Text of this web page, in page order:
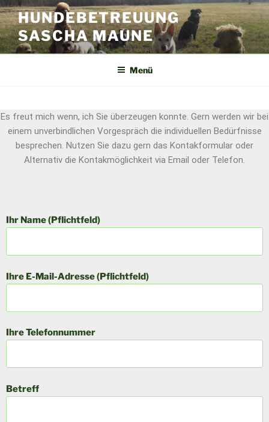
HUNDEBETREUUNG
SASCHA MAUNE
Menü
Es freut mich wenn, ich Sie überzeugen konnte. Gern werden wir bei
einem unverbindlichen Vorgespräch die individuellen Bedürfnisse
besprechen. Nutzen Sie dazu gern das Kontakformular oder
Alternativ die Kontakmöglichkeit via Email oder Telefon.
Ihr Name (Pflichtfeld)
Ihre E-Mail-Adresse (Pflichtfeld)
Ihre Telefonnummer
Betreff